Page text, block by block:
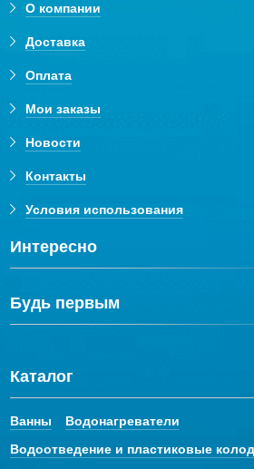
О компании
Доставка
Оплата
Мои заказы
Новости
Контакты
Условия использования
Интересно
Будь первым
Каталог
Ванны
Водонагреватели
Водоотведение и пластиковые